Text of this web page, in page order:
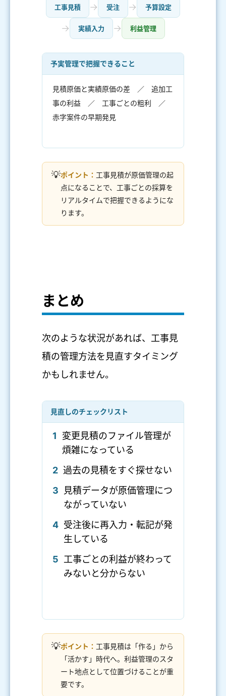
工事見積 → 受注 → 予算設定
→ 実績入力 → 利益管理
予実管理で把握できること
見積原価と実績原価の差 ／ 追加工
事の利益 ／ 工事ごとの粗利 ／
赤字案件の早期発見
💡ポイント： 工事見積が原価管理の起
点になることで、工事ごとの採算を
リアルタイムで把握できるようにな
ります。
まとめ
次のような状況があれば、工事見
積の管理方法を見直すタイミング
かもしれません。
見直しのチェックリスト
1
変更見積のファイル管理が
煩雑になっている
2 過去の見積をすぐ探せない
3
見積データが原価管理につ
ながっていない
4 受注後に再入力・転記が発
生している
5 工事ごとの利益が終わって
みないと分からない
💡ポイント： 工事見積は「作る」から
「活かす」時代へ。利益管理のスタ
ート地点として位置づけることが重
要です。